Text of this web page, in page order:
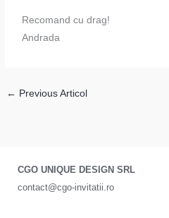
Recomand cu drag!
Andrada
← Previous Articol
CGO UNIQUE DESIGN SRL
contact@cgo-invitatii.ro